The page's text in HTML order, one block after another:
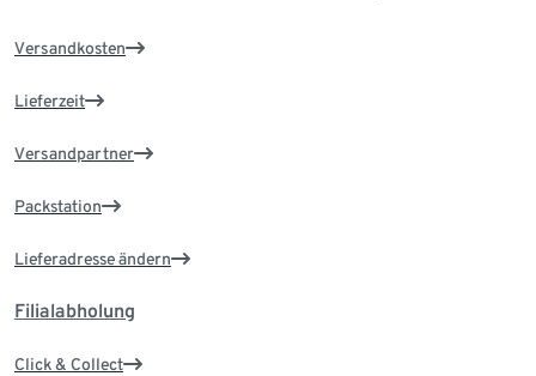
Versandkosten
Lieferzeit
Versandpartner
Packstation
Lieferadresse ändern
Filialabholung
Click & Collect